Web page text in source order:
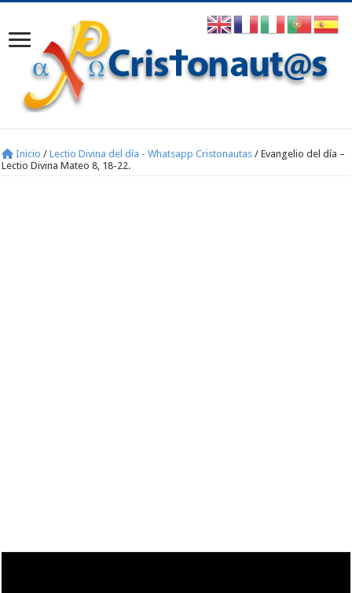
Inicio / Lectio Divina del día - Whatsapp Cristonautas / Evangelio del día –
Lectio Divina Mateo 8, 18-22.